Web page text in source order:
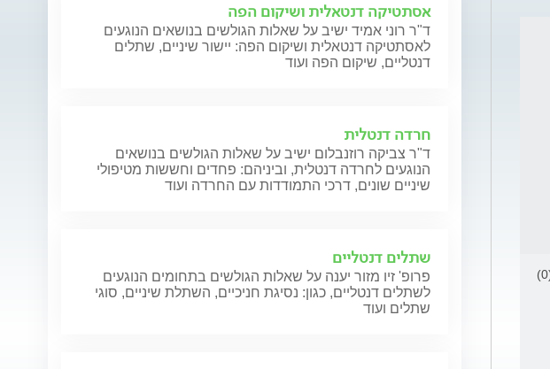
אסתטיקה דנטאלית ושיקום הפה
ד"ר רוני אמיד ישיב על שאלות הגולשים בנושאים הנוגעים
לאסתטיקה דנטאלית ושיקום הפה: יישור שיניים, שתלים
דנטליים, שיקום הפה ועוד
חרדה דנטלית
ד"ר צביקה רוזנבלום ישיב על שאלות הגולשים בנושאים
הנוגעים לחרדה דנטלית, וביניהם: פחדים וחששות מטיפולי
שיניים שונים, דרכי התמודדות עם החרדה ועוד
שתלים דנטליים
פרופ' זיו מזור יענה על שאלות הגולשים בתחומים הנוגעים
לשתלים דנטליים, כגון: נסיגת חניכיים, השתלת שיניים, סוגי
שתלים ועוד